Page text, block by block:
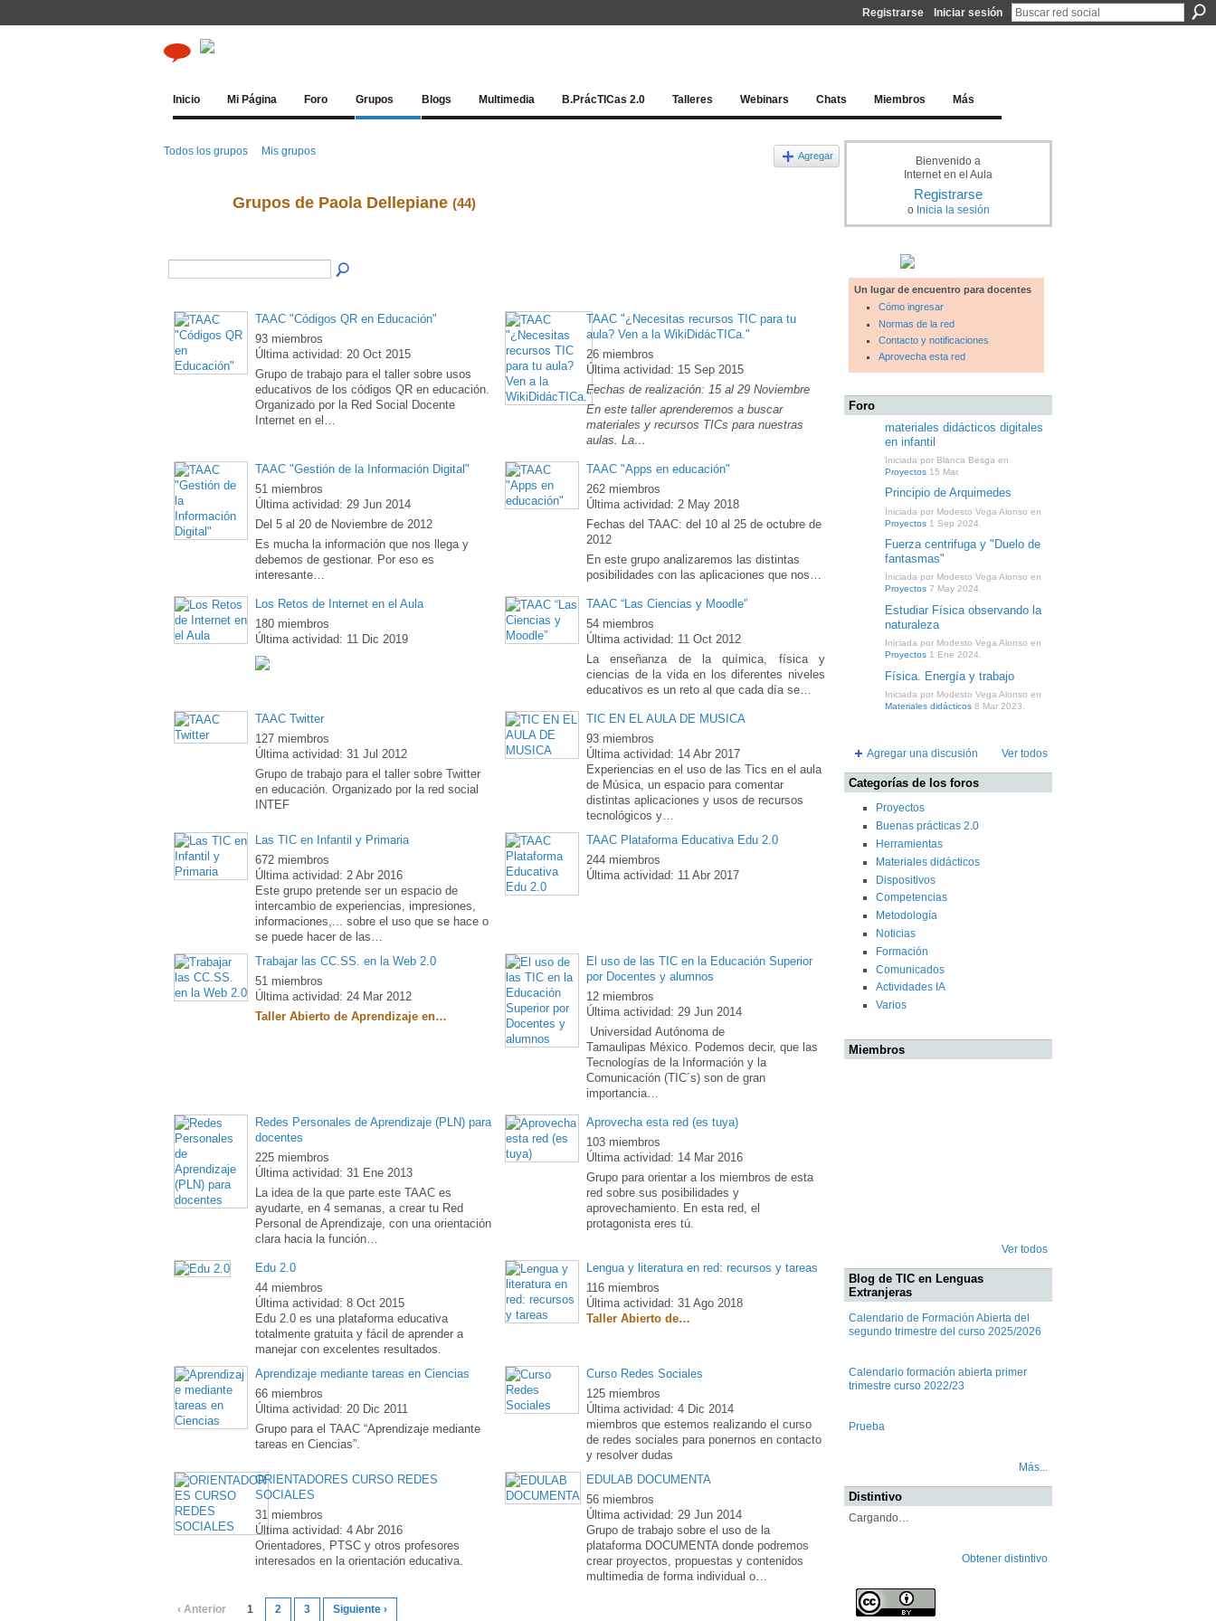
Registrarse Iniciar sesión
Inicio Mi Página Foro Grupos Blogs Multimedia B.PrácTICas 2.0 Talleres Webinars Chats Miembros Más
Todos los grupos Mis grupos Agregar
Grupos de Paola Dellepiane (44)
TAAC "Códigos QR en Educación"
93 miembros
Última actividad: 20 Oct 2015
Grupo de trabajo para el taller sobre usos
educativos de los códigos QR en educación.
Organizado por la Red Social Docente
Internet en el…
TAAC "¿Necesitas recursos TIC para tu
aula? Ven a la WikiDidácTICa."
26 miembros
Última actividad: 15 Sep 2015
Fechas de realización: 15 al 29 Noviembre
En este taller aprenderemos a buscar
materiales y recursos TICs para nuestras
aulas. La…
TAAC "Gestión de la Información Digital"
51 miembros
Última actividad: 29 Jun 2014
Del 5 al 20 de Noviembre de 2012
Es mucha la información que nos llega y
debemos de gestionar. Por eso es
interesante…
TAAC "Apps en educación"
262 miembros
Última actividad: 2 May 2018
Fechas del TAAC: del 10 al 25 de octubre de
2012
En este grupo analizaremos las distintas
posibilidades con las aplicaciones que nos…
Los Retos de Internet en el Aula
180 miembros
Última actividad: 11 Dic 2019
TAAC “Las Ciencias y Moodle”
54 miembros
Última actividad: 11 Oct 2012
La enseñanza de la química, física y
ciencias de la vida en los diferentes niveles
educativos es un reto al que cada día se…
TAAC Twitter
127 miembros
Última actividad: 31 Jul 2012
Grupo de trabajo para el taller sobre Twitter
en educación. Organizado por la red social
INTEF
TIC EN EL AULA DE MUSICA
93 miembros
Última actividad: 14 Abr 2017
Experiencias en el uso de las Tics en el aula
de Música, un espacio para comentar
distintas aplicaciones y usos de recursos
tecnológicos y…
Las TIC en Infantil y Primaria
672 miembros
Última actividad: 2 Abr 2016
Este grupo pretende ser un espacio de
intercambio de experiencias, impresiones,
informaciones,... sobre el uso que se hace o
se puede hacer de las…
TAAC Plataforma Educativa Edu 2.0
244 miembros
Última actividad: 11 Abr 2017
Trabajar las CC.SS. en la Web 2.0
51 miembros
Última actividad: 24 Mar 2012
Taller Abierto de Aprendizaje en…
El uso de las TIC en la Educación Superior
por Docentes y alumnos
12 miembros
Última actividad: 29 Jun 2014
Universidad Autónoma de
Tamaulipas México. Podemos decir, que las
Tecnologías de la Información y la
Comunicación (TIC´s) son de gran
importancia…
Redes Personales de Aprendizaje (PLN) para
docentes
225 miembros
Última actividad: 31 Ene 2013
La idea de la que parte este TAAC es
ayudarte, en 4 semanas, a crear tu Red
Personal de Aprendizaje, con una orientación
clara hacia la función…
Aprovecha esta red (es tuya)
103 miembros
Última actividad: 14 Mar 2016
Grupo para orientar a los miembros de esta
red sobre sus posibilidades y
aprovechamiento. En esta red, el
protagonista eres tú.
Edu 2.0
44 miembros
Última actividad: 8 Oct 2015
Edu 2.0 es una plataforma educativa
totalmente gratuita y fácil de aprender a
manejar con excelentes resultados.
Lengua y literatura en red: recursos y tareas
116 miembros
Última actividad: 31 Ago 2018
Taller Abierto de…
Aprendizaje mediante tareas en Ciencias
66 miembros
Última actividad: 20 Dic 2011
Grupo para el TAAC “Aprendizaje mediante
tareas en Ciencias”.
Curso Redes Sociales
125 miembros
Última actividad: 4 Dic 2014
miembros que estemos realizando el curso
de redes sociales para ponernos en contacto
y resolver dudas
ORIENTADORES CURSO REDES
SOCIALES
31 miembros
Última actividad: 4 Abr 2016
Orientadores, PTSC y otros profesores
interesados en la orientación educativa.
EDULAB DOCUMENTA
56 miembros
Última actividad: 29 Jun 2014
Grupo de trabajo sobre el uso de la
plataforma DOCUMENTA donde podremos
crear proyectos, propuestas y contenidos
multimedia de forma individual o…
‹ Anterior 1 2 3 Siguiente ›
Bienvenido a
Internet en el Aula
Registrarse
o Inicia la sesión
Un lugar de encuentro para docentes
Cómo ingresar
Normas de la red
Contacto y notificaciones
Aprovecha esta red
Foro
materiales didácticos digitales
en infantil
Iniciada por Blanca Besga en
Proyectos 15 Mar.
Principio de Arquimedes
Iniciada por Modesto Vega Alonso en
Proyectos 1 Sep 2024.
Fuerza centrifuga y "Duelo de
fantasmas"
Iniciada por Modesto Vega Alonso en
Proyectos 7 May 2024.
Estudiar Física observando la
naturaleza
Iniciada por Modesto Vega Alonso en
Proyectos 1 Ene 2024.
Física. Energía y trabajo
Iniciada por Modesto Vega Alonso en
Materiales didácticos 8 Mar 2023.
Agregar una discusión Ver todos
Categorías de los foros
Proyectos
Buenas prácticas 2.0
Herramientas
Materiales didácticos
Dispositivos
Competencias
Metodología
Noticias
Formación
Comunicados
Actividades IA
Varios
Miembros
Ver todos
Blog de TIC en Lenguas
Extranjeras
Calendario de Formación Abierta del
segundo trimestre del curso 2025/2026
Calendario formación abierta primer
trimestre curso 2022/23
Prueba
Más...
Distintivo
Cargando…
Obtener distintivo